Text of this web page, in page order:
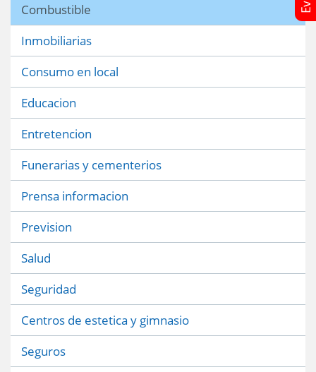
Combustible
Inmobiliarias
Consumo en local
Educacion
Entretencion
Funerarias y cementerios
Prensa informacion
Prevision
Salud
Seguridad
Centros de estetica y gimnasio
Seguros